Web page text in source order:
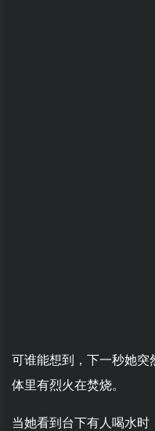
可谁能想到，下一秒她突
体里有烈火在焚烧。
当她看到台下有人喝水时